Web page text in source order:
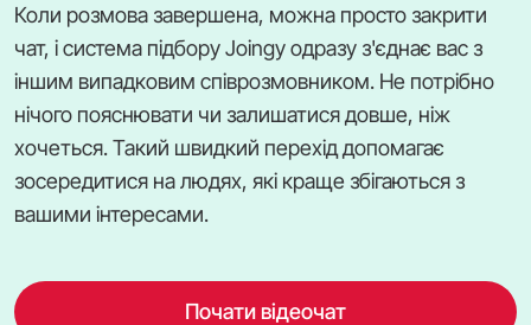
Коли розмова завершена, можна просто закрити
чат, і система підбору Joingy одразу з'єднає вас з
іншим випадковим співрозмовником. Не потрібно
нічого пояснювати чи залишатися довше, ніж
хочеться. Такий швидкий перехід допомагає
зосередитися на людях, які краще збігаються з
вашими інтересами.
Почати відеочат